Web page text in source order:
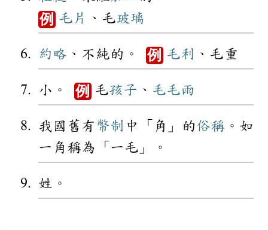
例 毛片 、毛玻璃
約略 、不純的。 例 毛利 、毛重
小。 例 毛孩子 、 毛毛雨
我國舊有 幣制 中「角」的俗稱 。如
一角稱為「一毛」。
姓。